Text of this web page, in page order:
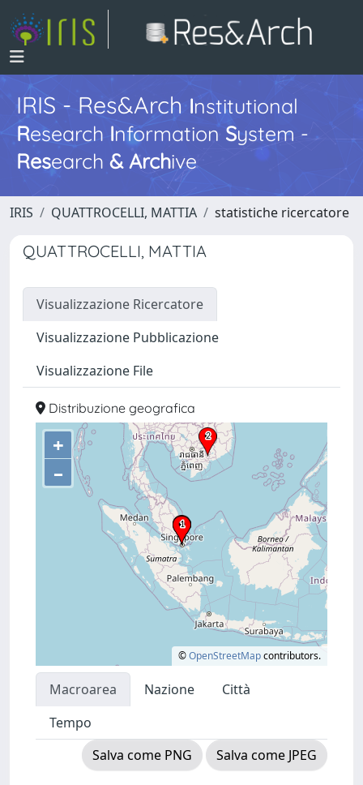
IRIS - Res&ArchInstitutional
Research InformationSystem -
Research & Archive
IRIS QUATTROCELLI, MATTIA statistiche ricercatore
QUATTROCELLI, MATTIA
Visualizzazione Ricercatore
Visualizzazione Pubblicazione
Visualizzazione File
Distribuzione geografica
+
–
©OpenStreetMapcontributors.
Macroarea Nazione
Città
Tempo
Salva come PNG
Salva come JPEG